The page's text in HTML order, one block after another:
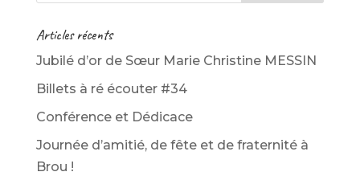
Articles récents
Jubilé d’or de Sœur Marie Christine MESSIN
Billets à ré écouter #34
Conférence et Dédicace
Journée d’amitié, de fête et de fraternité à
Brou !